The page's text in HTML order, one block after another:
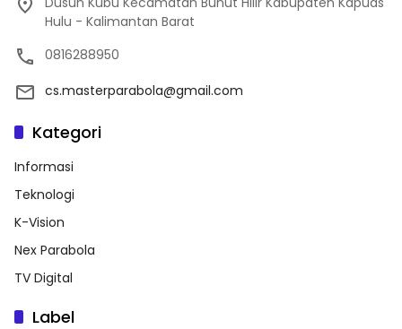
Hulu - Kalimantan Barat
0816288950
cs.masterparabola@gmail.com
Kategori
Informasi
Teknologi
K-Vision
Nex Parabola
TV Digital
Label